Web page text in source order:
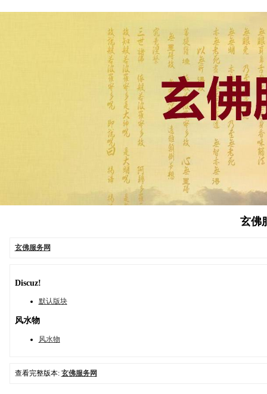
玄佛
玄佛服务网
Discuz!
默认版块
风水物
风水物
查看完整版本: 玄佛服务网